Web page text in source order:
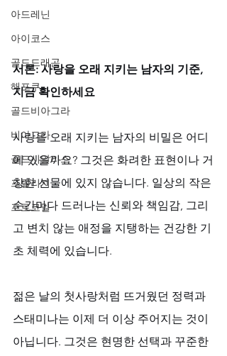
아드레닌
아이코스
골드드래곤
해포쿠
골드비아그라
비아그라
골드시알리스
프릴리지
프로코밀
서론: 사랑을 오래 지키는 남자의 기준,
지금 확인하세요
사랑을 오래 지키는 남자의 비밀은 어디
에 있을까요? 그것은 화려한 표현이나 거
창한 선물에 있지 않습니다. 일상의 작은
순간마다 드러나는 신뢰와 책임감, 그리
고 변치 않는 애정을 지탱하는 건강한 기
초 체력에 있습니다.
젊은 날의 첫사랑처럼 뜨거웠던 정력과
스태미나는 이제 더 이상 주어지는 것이
아닙니다. 그것은 현명한 선택과 꾸준한